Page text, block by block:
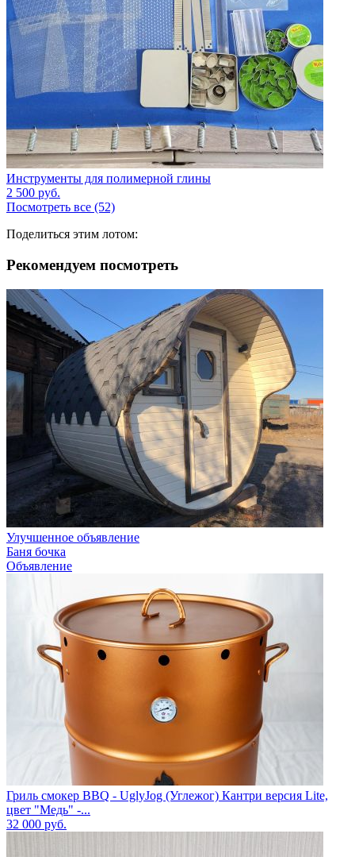
Инструменты для полимерной глины
2 500 руб.
Посмотреть все (52)
Поделиться этим лотом:
Рекомендуем посмотреть
Улучшенное объявление
Баня бочка
Объявление
Гриль смокер BBQ - UglyJog (Углежог) Кантри версия Lite,
цвет "Медь" -...
32 000 руб.